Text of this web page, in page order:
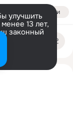
Войти
улучшить
13 лет,
законный